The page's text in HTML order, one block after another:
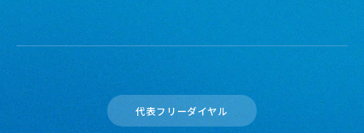
代表フリーダイヤル